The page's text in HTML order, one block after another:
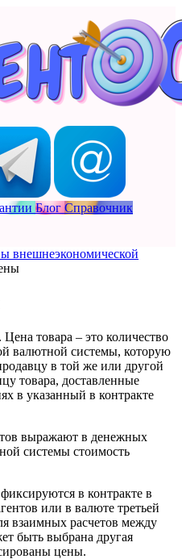
Блог Справочник
внешнеэкономической
товара – это количество
валютной системы, которую
в той же или другой
товара, доставленные
в указанный в контракте
выражают в денежных
системы стоимость
в контракте в
или в валюте третьей
взаимных расчетов между
быть выбрана другая
цены.